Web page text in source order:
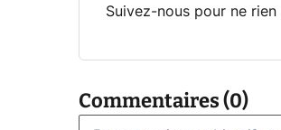
Suivez-nous pour ne
Commentaires (0)